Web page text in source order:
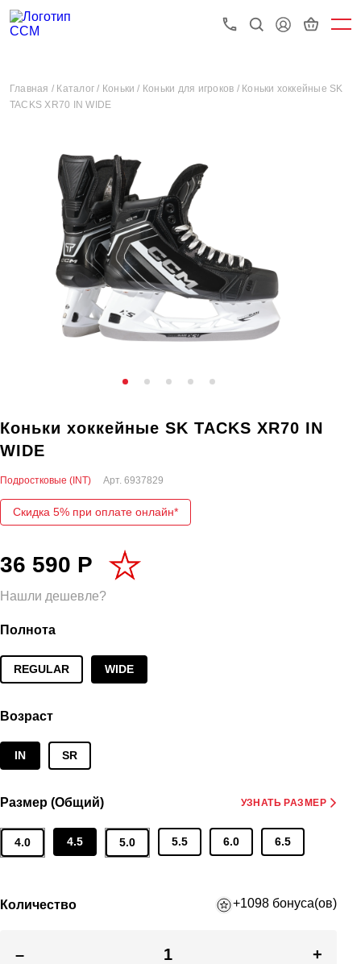
Главная / Каталог / Коньки / Коньки для игроков / Коньки хоккейные SK
TACKS XR70 IN WIDE
Коньки хоккейные SK TACKS XR70 IN
WIDE
Подростковые (INT) Арт. 6937829
Скидка 5% при оплате онлайн*
36 590 Р
Нашли дешевле?
Полнота
REGULAR WIDE
Возраст
IN SR
Размер (Общий) УЗНАТЬ РАЗМЕР
4.0 4.5 5.0 5.5 6.0 6.5
Количество +1098 бонуса(ов)
– +